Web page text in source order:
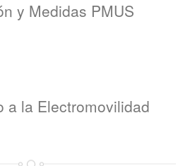
y Medidas PMUS
a la Electromovilidad